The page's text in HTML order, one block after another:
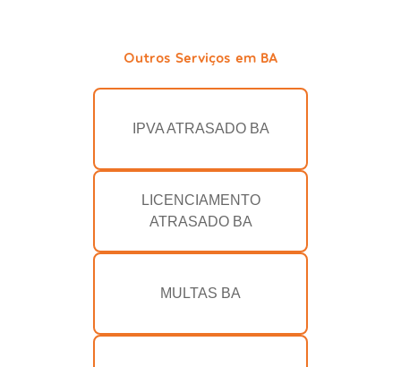
Outros Serviços em BA
IPVA ATRASADO BA
LICENCIAMENTO
ATRASADO BA
MULTAS BA